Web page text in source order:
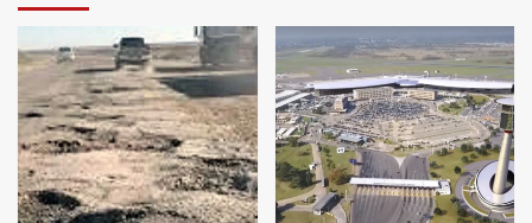
3
en la mañana del lunes
4
Accidente en Ruta 5: falleció un
joven de Trenque Lauquen